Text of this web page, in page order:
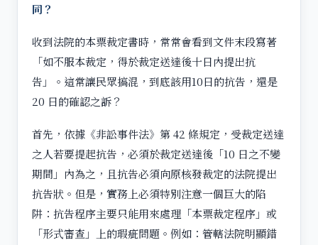
同？
收到法院的本票裁定書時，常常會看到文件末段寫著
「如不服本裁定，得於裁定送達後十日內提出抗
告」。這常讓民眾搞混，到底該用10日的抗告，還是
20 日的確認之訴？
首先，依據《非訟事件法》第 42 條規定，受裁定送達
之人若要提起抗告，必須於裁定送達後「10 日之不變
期間」內為之，且抗告必須向原核發裁定的法院提出
抗告狀。但是，實務上必須特別注意一個巨大的陷
阱：抗告程序主要只能用來處理「本票裁定程序」或
「形式審查」上的瑕疵問題。例如：管轄法院明顯錯